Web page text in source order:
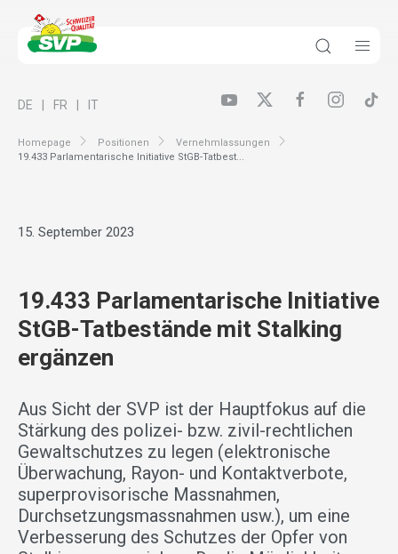
Homepage Positionen
Vernehmlassungen
19.433 Parlamentarische Initiative StGB-Tatbest...
DE FR IT
15. September 2023
19.433 Parlamentarische Initiative
StGB-Tatbestände mit Stalking
ergänzen
Aus Sicht der SVP ist der Hauptfokus auf die
Stärkung des polizei- bzw. zivil-rechtlichen
Gewaltschutzes zu legen (elektronische
Überwachung, Rayon- und Kontaktverbote,
superprovisorische Massnahmen,
Durchsetzungsmassnahmen usw.), um eine
Verbesserung des Schutzes der Opfer von